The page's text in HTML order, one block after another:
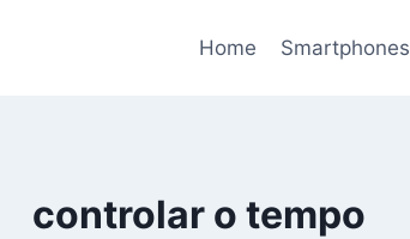
Home Smartphones
controlar o tempo